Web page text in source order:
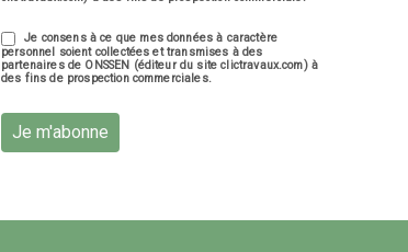
Je consens à ce que mes données à caractère
personnel soient collectées et transmises à des
partenaires de ONSSEN (éditeur du site clictravaux.com) à
des fins de prospection commerciales.
Je m'abonne